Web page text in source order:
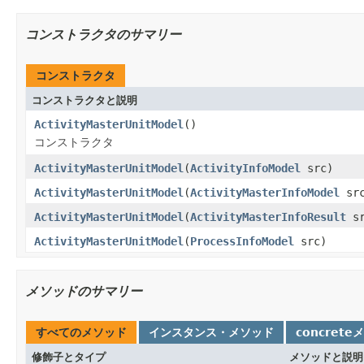
コンストラクタのサマリー
コンストラクタ
コンストラクタと説明
ActivityMasterUnitModel ()
コンストラクタ
ActivityMasterUnitModel (ActivityInfoModel
src)
ActivityMasterUnitModel (ActivityMasterInfoModel
ActivityMasterUnitModel (ActivityMasterInfoResult
ActivityMasterUnitModel (ProcessInfoModel src)
メソッドのサマリー
すべてのメソッド インスタンス・メソッド concreteメ
修飾子とタイプ メソッドと説明